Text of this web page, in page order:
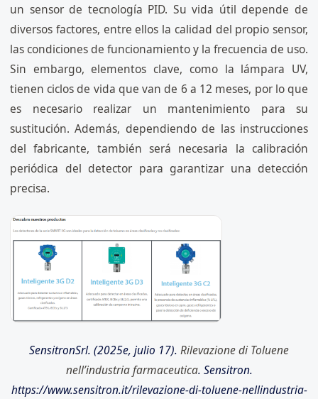
un sensor de tecnología PID. Su vida útil depende de
diversos factores, entre ellos la calidad del propio sensor,
las condiciones de funcionamiento y la frecuencia de uso.
Sin embargo, elementos clave, como la lámpara UV,
tienen ciclos de vida que van de 6 a 12 meses, por lo que
es necesario realizar un mantenimiento para su
sustitución. Además, dependiendo de las instrucciones
del fabricante, también será necesaria la calibración
periódica del detector para garantizar una detección
precisa.
SensitronSrl. (2025e, julio 17). Rilevazione di Toluene
nell’industria farmaceutica. Sensitron.
https://www.sensitron.it/rilevazione-di-toluene-nellindustria-